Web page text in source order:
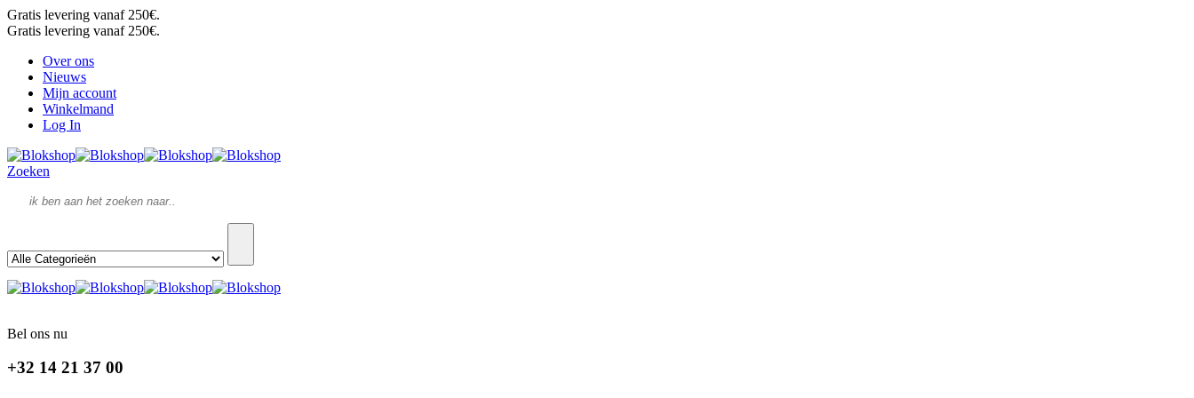
Gratis levering vanaf 250€.
Gratis levering vanaf 250€.
Over ons
Nieuws
Mijn account
Winkelmand
Log In
Zoeken
Bel ons nu
+32 14 21 37 00